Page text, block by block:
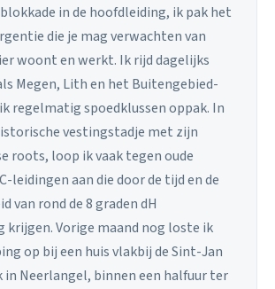
in de hoofdleiding, ik pak het
die je mag verwachten van
woont en werkt. Ik rijd dagelijks
Megen, Lith en het Buitengebied-
regelmatig spoedklussen oppak. In
vestingstadje met zijn
roots, loop ik vaak tegen oude
leidingen aan die door de tijd en de
van rond de 8 graden dH
Vorige maand nog loste ik
op bij een huis vlakbij de Sint-Jan
in Neerlangel, binnen een halfuur ter